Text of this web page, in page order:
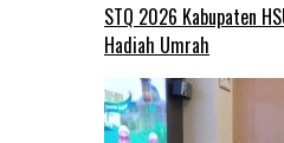
STQ 2026 Kabupaten
Hadiah Umrah